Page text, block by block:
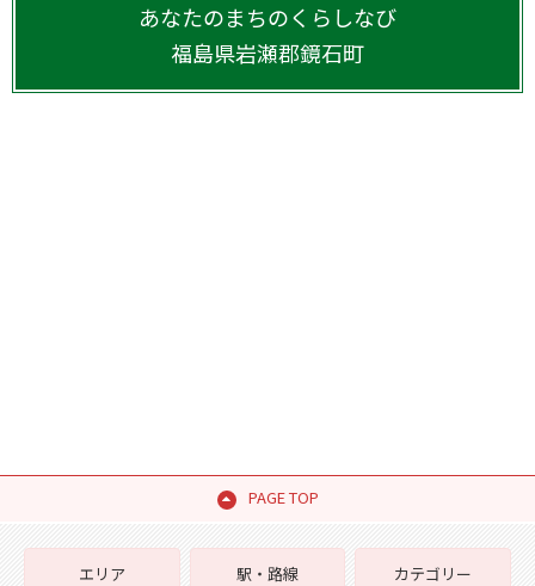
あなたのまちのくらしなび
福島県岩瀬郡鏡石町
PAGE TOP
エリア
駅・路線
カテゴリー